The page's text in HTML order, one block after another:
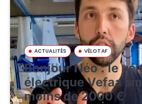
ACTUALITÉS VÉLOTAF
Bonjour Néo : le
électrique Vefaa
moins de 2000 €